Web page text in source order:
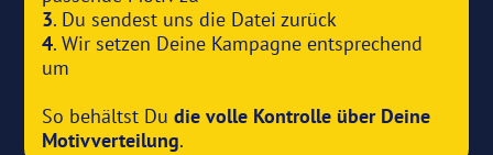
3. Du sendest uns die Datei zurück
4. Wir setzen Deine Kampagne entsprechend
um
So behältst Dudie volle Kontrolle über Deine
Motivverteilung.